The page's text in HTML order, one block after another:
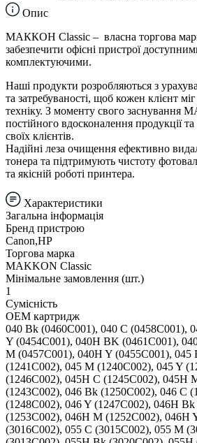
Опис
МАККОН Classic – власна торгова
забезпечити офісні пристрої
комплектуючими.
Наші продукти розробляються з
та затребуваності, щоб кожен клієнт
техніку. З моменту свого
постійного вдосконалення продукції
своїх клієнтів.
Надійні леза очищення ефективно
тонера та підтримують чистоту
та якісній роботі принтера.
Характеристики
Загальна інформація
Бренд пристрою
Canon,HP
Торгова марка
MAKKON Classic
Мінімальне замовлення (шт.)
1
Сумісність
ОЕМ картридж
040 Bk (0460C001), 040 C (0458C001),
Y (0454C001), 040H BK (0461C001),
M (0457C001), 040H Y (0455C001), 045
(1241C002), 045 M (1240C002), 045 Y
(1246C002), 045H C (1245C002), 045H
(1243C002), 046 Bk (1250C002), 046 C
(1248C002), 046 Y (1247C002), 046H
(1253C002), 046H M (1252C002), 046H
(3016C002), 055 C (3015C002), 055 M